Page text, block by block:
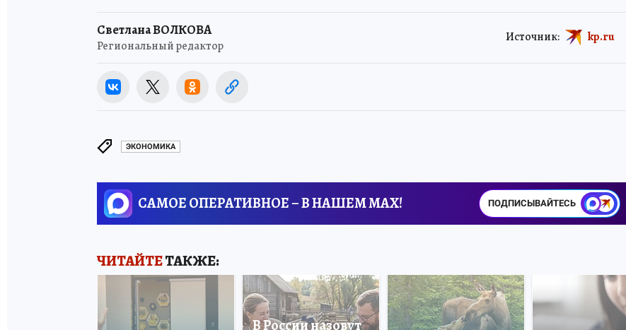
Светлана ВОЛКОВА
Региональный редактор
Источник: kp.ru
ЭКОНОМИКА
САМОЕ ОПЕРАТИВНОЕ – В НАШЕМ MAX! ПОДПИСЫВАЙТЕСЬ
ЧИТАЙТЕТАКЖЕ:
В России назовут